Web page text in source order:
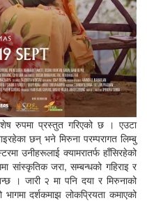
रुपमा प्रस्तुत गरिएको छ । एउटा
छन् भने मिरुना परम्परागत लिम्बु
उनीहरूलाई क्यामरातर्फ हाँसिरहेको
सांस्कृतिक जरा, सम्बन्धको गहिराइ र
। जारी २ मा पनि दया र मिरुनाको
दर्शकमाझ लोकप्रियता कमाएको